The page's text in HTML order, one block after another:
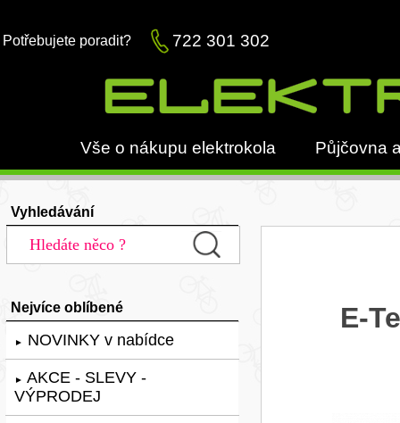
Potřebujete poradit? 722 301 302
Vše o nákupu elektrokola Půjčovna
Vyhledávání
Nejvíce oblíbené
► NOVINKY v nabídce
► AKCE - SLEVY -
VÝPRODEJ
E-